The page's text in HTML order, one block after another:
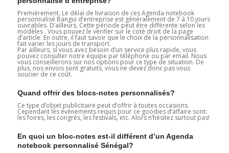
Premièrement, Le délai de livraison de ces Agenda notebook
personnalisé Bangui d’entreprise est généralement de 7 à 10 jours
ouvrables. D’ailleurs, Cette période peut être différente selon les
modèles . Vous pouvez le vérifier sur le coté droit de la page
d’article. En outre, il faut savoir que le choix de la personnalisation
fait varier les jours de transport.
Par ailleurs, si vous avez besoin d’un service plus rapide, vous
pouvez consulter notre équipe par téléphone ou par email. Nous
vous conseillerons sur nos options pour ce type de situation. De
plus, nos envois sont gratuits, vous ne devez donc pas vous
soucier de ce coût.
Quand offrir des blocs-notes personnalisés?
Ce type d’objet publicitaire peut d’offrir à toutes occasions.
Cependant les évènements requis pour ce goodies d’affaire sont:
les foires, les congrès, les festivals, etc. Alors n’hésitez surtout pas!
En quoi un bloc-notes est-il différent d’un Agenda
notebook personnalisé Sénégal?